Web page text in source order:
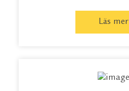
Läs mer